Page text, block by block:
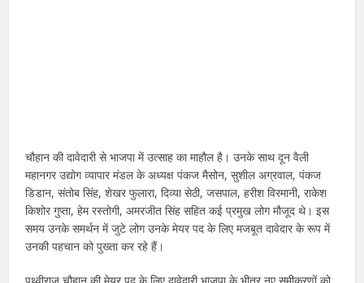
चौहान की दावेदारी से भाजपा में उत्साह का माहौल है। उनके साथ दून वैली
महानगर उद्योग व्यापार मंडल के अध्यक्ष पंकज मैसोन, सुशील अग्रवाल, पंकज
डिडान, संतोब सिंह, शेखर फुलारा, दिव्या सेठी, जसपाल, हरीश विरमानी, राकेश
किशोर गुप्ता, हेम रस्तोगी, अमरजीत सिंह सहित कई प्रमुख लोग मौजूद थे। इस
समय उनके समर्थन में जुटे लोग उनके मेयर पद के लिए मजबूत दावेदार के रूप में
उनकी पहचान को पुख्ता कर रहे हैं।
पृथ्वीराज चौहान की मेयर पद के लिए दावेदारी भाजपा के भीतर नए समीकरणों को